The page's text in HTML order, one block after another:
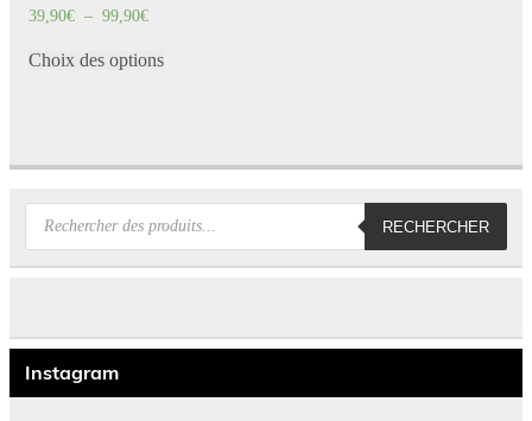
39,90€ – 99,90€Plage
39,90€
Choix des optionsproduit
peuvent
choisies
sur
la
page
Recherche
produits
RECHERCHER
Instagram